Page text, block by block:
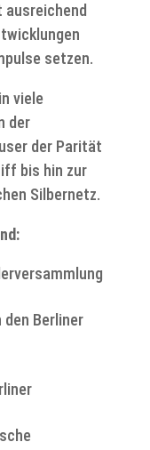
setzen.
viele
der
der Parität
bis hin zur
Silbernetz.
Berliner